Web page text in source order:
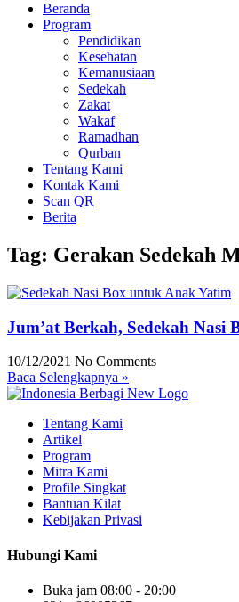
Beranda
Program
Pendidikan
Kesehatan
Kemanusiaan
Sedekah
Zakat
Wakaf
Ramadhan
Qurban
Tentang Kami
Kontak Kami
Scan QR
Berita
Tag: Gerakan Sedekah
Jum’at Berkah, Sedekah
10/12/2021 No Comments
Baca Selengkapnya »
Tentang Kami
Artikel
Program
Mitra Kami
Profile Singkat
Bantuan Kilat
Kebijakan Privasi
Hubungi Kami
Buka jam 08:00 - 20:00